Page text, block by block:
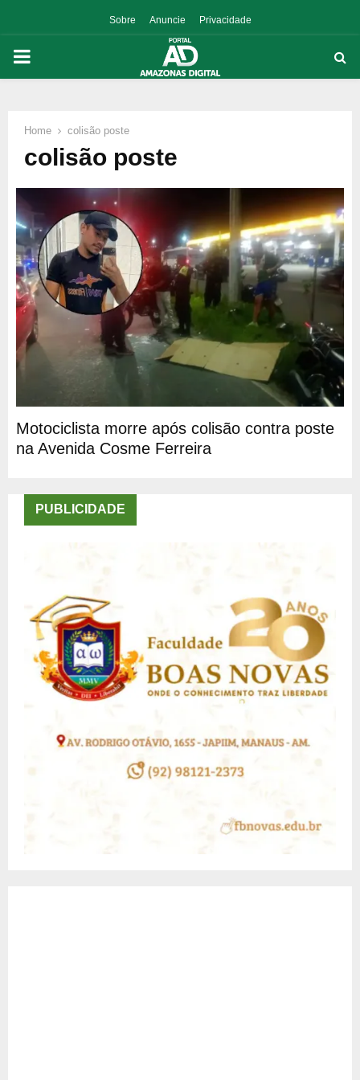
Sobre Anuncie Privacidade
PRIMARY
Home colisão poste
colisão poste
Motociclista morre após colisão contra poste
na Avenida Cosme Ferreira
PUBLICIDADE